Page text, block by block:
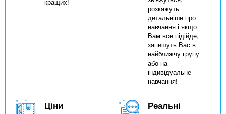
розкажуть
детальніше про
навчання і якщо
Вам все підійде,
запишуть Вас в
найближчу групу
або на
індивідуальне
навчання!
Ціни
Реальні